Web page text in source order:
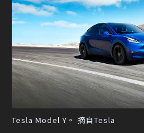
Tesla Model Y。 摘自Tesla